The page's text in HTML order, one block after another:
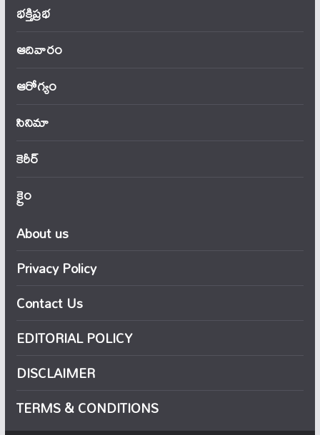
భక్తిప్రభ
ఆదివారం
ఆరోగ్యం
సినిమా
కెరీర్
క్రైం
About us
Privacy Policy
Contact Us
EDITORIAL POLICY
DISCLAIMER
TERMS & CONDITIONS